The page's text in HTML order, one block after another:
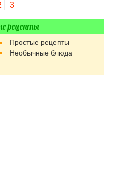
3
рецепты
Простые рецепты
Необычные блюда